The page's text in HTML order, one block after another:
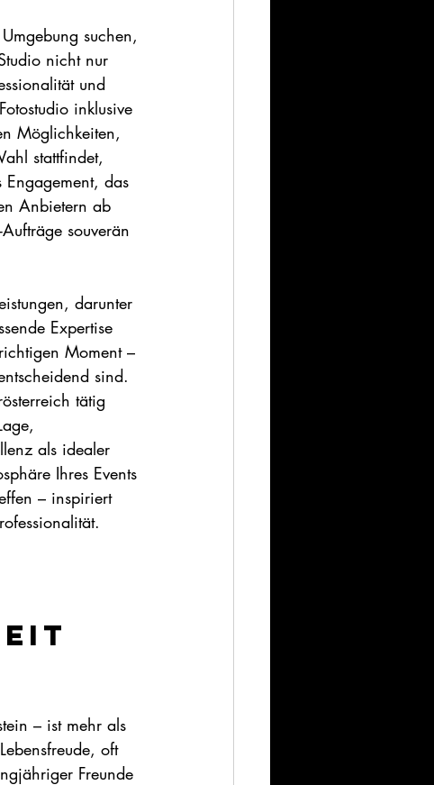
suchen,
nicht nur
und
inklusive
Möglichkeiten,
stattfindet,
Engagement, das
Anbietern ab
souverän
darunter
Expertise
Moment –
sind.
tätig
als idealer
Ihres Events
– inspiriert
– ist mehr als
oft
Freunde